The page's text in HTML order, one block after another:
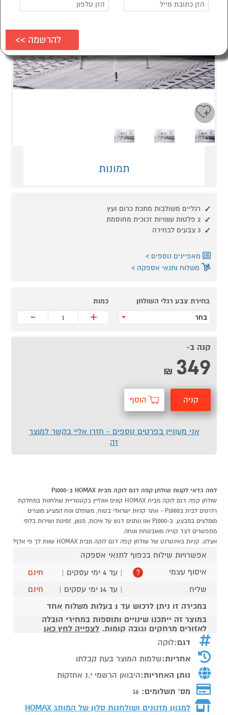
Previous
Next
תמונות
רגליים משולבות מתכת כרום ועץ
2 פלטות עשויות זכוכית מחוסמת
3 צבעים לבחירה
מאפיינים נוספים
משלוח ותנאי אספקה
בחירת צבע רגלי השולחן
בחר
כמות
+
-
קנה ב-
349
₪
קניה הוסף
אני מעוניין בפרטים נוספים - חזרו אליי בקשר למוצר
זה
למה כדאי לקנות שולחן קפה דגם לוקה מבית HOMAX ב-P1000
שולחן קפה דגם לוקה מבית HOMAX קונים אונליין בקטגוריית שולחנות במחלקת
רהיטים לבית בP1000 - אתר קניות ישראלי בטוח, משתלם ונוח המציע מוצרים
מומלצים במבצע. ב-P1000 אנו נותנים דגש על איכות, מגוון, זמינות ושירות בלתי
מתפשרים לצד קנייה מאובטחת ונוחה.
אצלנו, קניות באינטרנט של שולחן קפה דגם לוקה מבית HOMAX שוות לך פי אלף!
אפשרויות שילוח בכפוף לתנאי אספקה
איסוף עצמי
? | עד 4 ימי עסקים |
חינם
שליח
| עד 14 ימי עסקים |
חינם
במכירה זו ניתן לרכוש עד 1 בעלות משלוח אחד
במוצר זה ייתכנו שינויים ותוספות במחירי הובלה
לאזורים מרחקים וגובה קומות. לצפייה לחץ כאן
דגם:לוקה
אחריות:שלמות המוצר בעת קבלתו
נותן האחריות:היבואן הרשמי י.נ אחזקות
מס' תשלומים: 16
למגוון מזנונים ושולחנות סלון של המותג HOMAX